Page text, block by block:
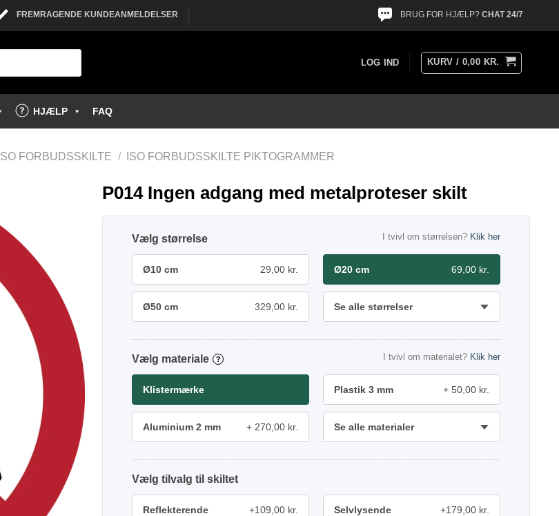
FREMRAGENDE KUNDEANMELDELSER BRUG FOR HJÆLP? CHAT 24/7
LOG IND KURV / 0,00 KR.
HJÆLP FAQ
ISO FORBUDSSKILTE / ISO FORBUDSSKILTE PIKTOGRAMMER
P014 Ingen adgang med metalproteser skilt
størrelse I tvivl om størrelsen? Klik her
Ø10 cm 29,00 kr. Ø20 cm 69,00 kr.
Ø50 cm 329,00 kr. Se alle størrelser
materiale ? I tvivl om materialet? Klik her
Klistermærke Plastik 3 mm 50,00 kr.
Aluminium 2 mm 270,00 kr. Se alle materialer
tilvalg
Reflekterende +109,00 kr. Selvlysende +179,00 kr.